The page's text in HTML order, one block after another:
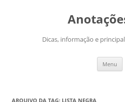
Dicas, informação e
Menu
ARQUIVO DA TAG: LISTA NEGRA